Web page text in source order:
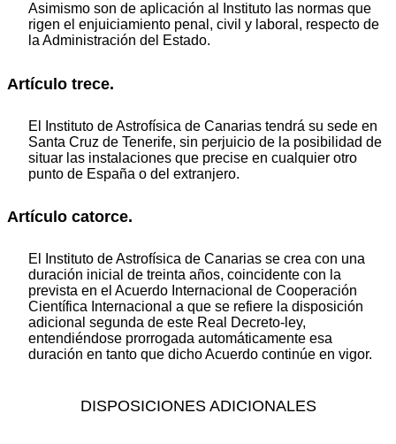
Asimismo son de aplicación al Instituto las normas que
rigen el enjuiciamiento penal, civil y laboral, respecto de
la Administración del Estado.
Artículo trece.
El Instituto de Astrofísica de Canarias tendrá su sede en
Santa Cruz de Tenerife, sin perjuicio de la posibilidad de
situar las instalaciones que precise en cualquier otro
punto de España o del extranjero.
Artículo catorce.
El Instituto de Astrofísica de Canarias se crea con una
duración inicial de treinta años, coincidente con la
prevista en el Acuerdo Internacional de Cooperación
Científica Internacional a que se refiere la disposición
adicional segunda de este Real Decreto-ley,
entendiéndose prorrogada automáticamente esa
duración en tanto que dicho Acuerdo continúe en vigor.
DISPOSICIONES ADICIONALES